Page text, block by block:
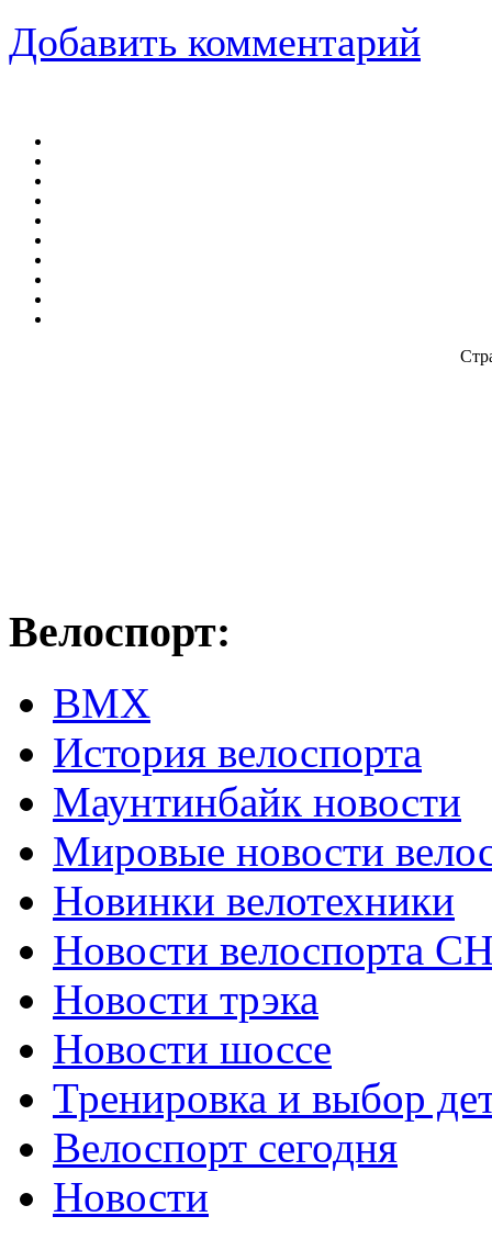
Добавить комментарий
Велоспорт:
ВМХ
История велоспорта
Маунтинбайк новости
Мировые новости
Новинки велотехники
Новости велоспорта
Новости трэка
Новости шоссе
Тренировка и выбор
Велоспорт сегодня
Новости